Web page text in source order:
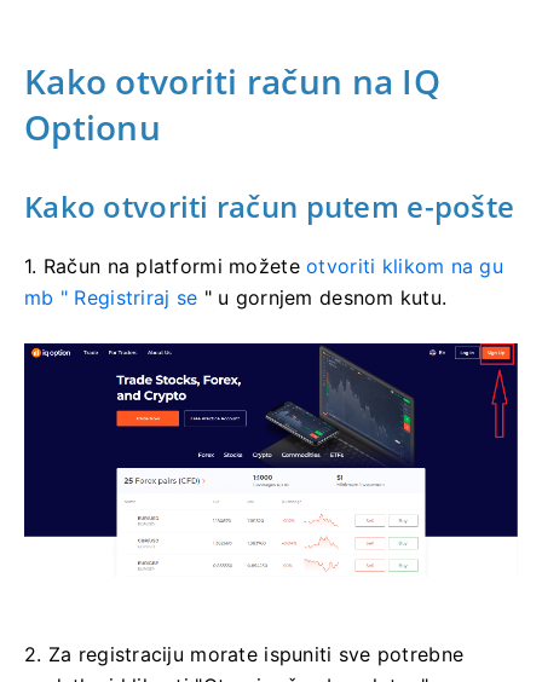
Kako otvoriti račun na IQ
Optionu
Kako otvoriti račun putem e-pošte
1. Račun na platformi možeteotvoriti klikom na gu
mb " Registriraj se " u gornjem desnom kutu.
2. Za registraciju morate ispuniti sve potrebne